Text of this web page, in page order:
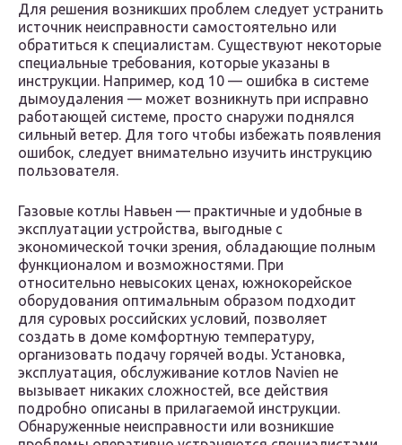
Для решения возникших проблем следует устранить
источник неисправности самостоятельно или
обратиться к специалистам. Существуют некоторые
специальные требования, которые указаны в
инструкции. Например, код 10 — ошибка в системе
дымоудаления — может возникнуть при исправно
работающей системе, просто снаружи поднялся
сильный ветер. Для того чтобы избежать появления
ошибок, следует внимательно изучить инструкцию
пользователя.
Газовые котлы Навьен — практичные и удобные в
эксплуатации устройства, выгодные с
экономической точки зрения, обладающие полным
функционалом и возможностями. При
относительно невысоких ценах, южнокорейское
оборудования оптимальным образом подходит
для суровых российских условий, позволяет
создать в доме комфортную температуру,
организовать подачу горячей воды. Установка,
эксплуатация, обслуживание котлов Navien не
вызывает никаких сложностей, все действия
подробно описаны в прилагаемой инструкции.
Обнаруженные неисправности или возникшие